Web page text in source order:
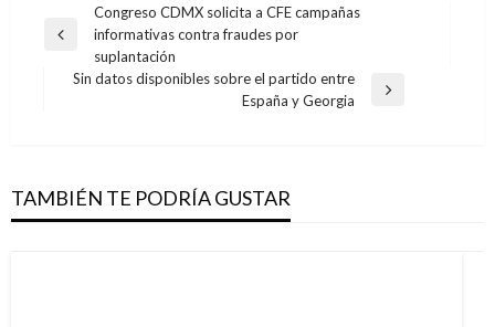
Navegación
de
entradas
Entrada
Congreso CDMX solicita a CFE campañas
informativas contra fraudes por
suplantación
Sin datos disponibles sobre el partido entre
España y Georgia
TAMBIÉN TE PODRÍA GUSTAR